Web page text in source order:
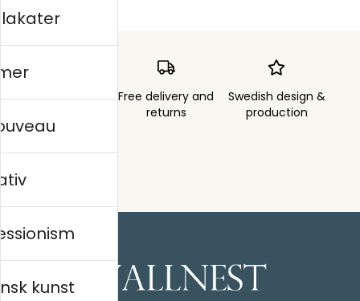
Order sent within Free delivery and
returns
Swedish design &
production
kunst